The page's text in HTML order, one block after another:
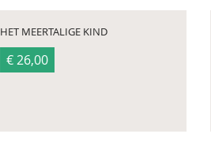
HET MEERTALIGE KIND
€ 26,00